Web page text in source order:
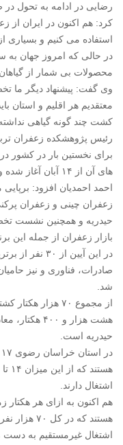
رضایی در ادامه به تحول در
کرد: هم اکنون در ایران از
استفاده می کنیم و بسیاری
در حالی که امروز جهان
محصولات بی شمار از
وی گفت: پیشنهاد دیگر ما
معتقدیم هر اقلیم و استان
کشت چند گونه گیاهی نداشته
رئیس پژوهشکده زعفران
برای نخستین بار در کشور
های آن از ۱۴ آبان آغاز شده و تا ۲۱ آبان ادامه خواهد داشت.
احمد احمدیان افزود:
زعفران چینی و زعفران
حیدریه و همچنین نشست
بازار زعفران از جمله این
در این آیین
صادرات، فناوری و نیز
شد.
از مجموع ۷۰
حیدریه است.
اشتغال دارند.
اشتغال غیرمستقیم به دست